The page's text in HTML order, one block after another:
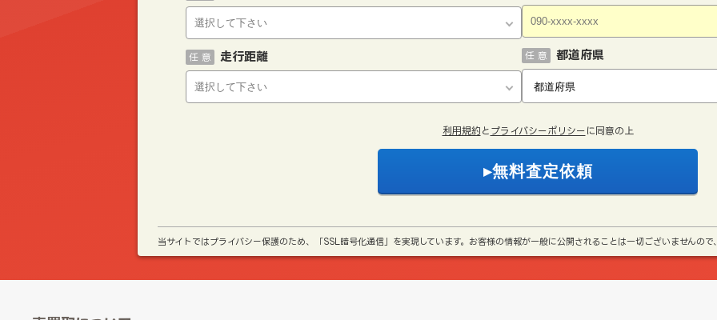
走行距離
任 意 都道府県
任 意
利用規約 と プライバシーポリシー に同意の上
当サイトではプライバシー保護のため、「SSL暗号化通信」を実現しています。お客様の情報が一般に公開されることは一切ございませんの